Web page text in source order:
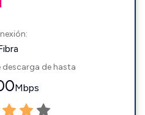
descarga de hasta
Mbps